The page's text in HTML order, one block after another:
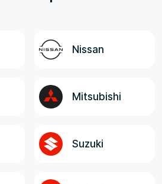
стоимость
Все
в целом, отзывчивые,
Nissan
Mitsubishi
Suzuki